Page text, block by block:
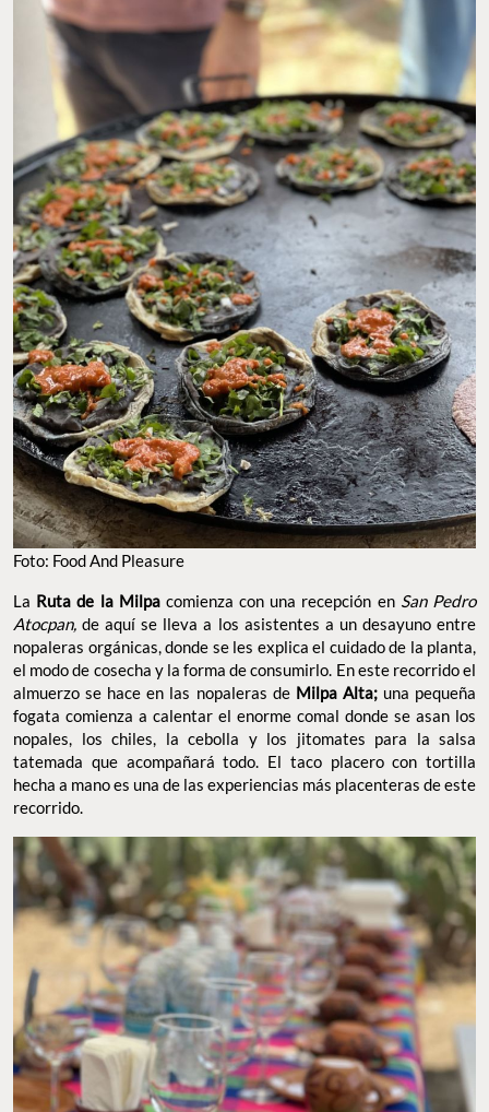
Foto: Food And Pleasure
La Ruta de la Milpacomienza con una recepción en San Pedro
Atocpan, de aquí se lleva a los asistentes a un desayuno entre
nopaleras orgánicas, donde se les explica el cuidado de la planta,
el modo de cosecha y la forma de consumirlo. En este recorrido el
almuerzo se hace en las nopaleras de Milpa Alta;una pequeña
fogata comienza a calentar el enorme comal donde se asan los
nopales, los chiles, la cebolla y los jitomates para la salsa
tatemada que acompañará todo. El taco placero con tortilla
hecha a mano es una de las experiencias más placenteras de este
recorrido.